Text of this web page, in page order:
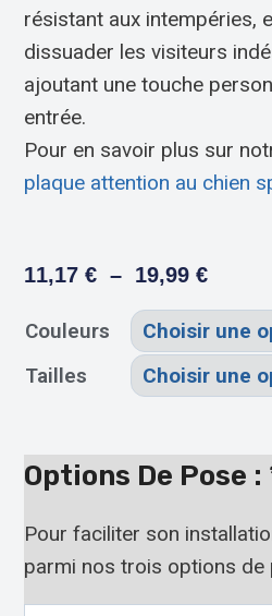
résistant aux intempéries,
dissuader les visiteurs
ajoutant une touche
entrée.
Pour en savoir plus sur
plaque attention au chien
11,17€ – 19,99€
Couleurs
Tailles
Options De Pose :
Pour faciliter son
parmi nos trois options de